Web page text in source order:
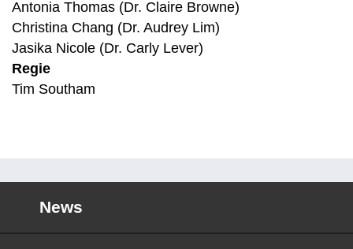
Antonia Thomas (Dr. Claire Browne)
Christina Chang (Dr. Audrey Lim)
Jasika Nicole (Dr. Carly Lever)
Regie
Tim Southam
News